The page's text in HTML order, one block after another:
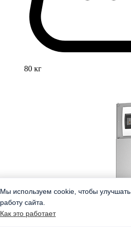
80 кг
Мы используем cookie, чтобы улучшать
работу сайта.
Как это работает«Подберите оборудование»